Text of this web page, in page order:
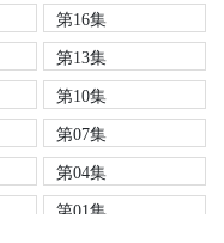
第16集
第13集
第10集
第07集
第04集
第01集